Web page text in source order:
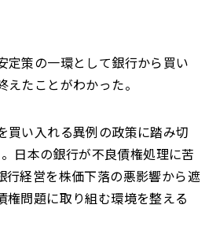
定策の一環として銀行から買い
たことがわかった。
買い入れる異例の政策に踏み切
日本の銀行が不良債権処理に苦
行経営を株価下落の悪影響から遮
権問題に取り組む環境を整える